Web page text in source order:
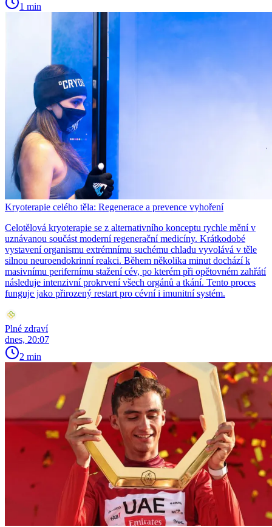
1 min
Kryoterapie celého těla: Regenerace a prevence vyhoření
Celotělová kryoterapie se z alternativního konceptu rychle mění v
uznávanou součást moderní regenerační medicíny. Krátkodobé
vystavení organismu extrémnímu suchému chladu vyvolává v těle
silnou neuroendokrinní reakci. Během několika minut dochází k
masivnímu perifernímu stažení cév, po kterém při opětovném zahřátí
následuje intenzivní prokrvení všech orgánů a tkání. Tento proces
funguje jako přirozený restart pro cévní i imunitní systém.
Plné zdraví
dnes, 20:07
2 min